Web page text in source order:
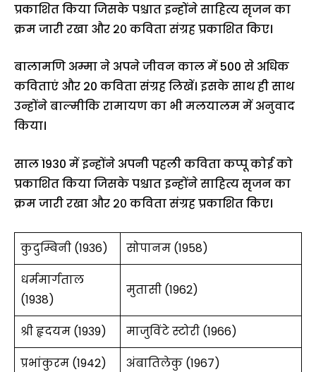
प्रकाशित किया जिसके पश्चात इन्होंने साहित्य सृजन का
क्रम जारी रखा और २० कविता संग्रह प्रकाशित किए।
बालामणि अम्मा ने अपने जीवन काल में 500 से अधिक
कविताएं और 20 कविता संग्रह लिखें। इसके साथ ही साथ
उन्होंने बाल्मीकि रामायण का भी मलयालम में अनुवाद
किया।
साल 1930 में इन्होंने अपनी पहली कविता कप्पू कोई को
प्रकाशित किया जिसके पश्चात इन्होंने साहित्य सृजन का
क्रम जारी रखा और २० कविता संग्रह प्रकाशित किए।
कुदुम्बिनी (1936)
सोपानम (1958)
धर्ममार्गताल
(1938)
मुतासी (1962)
श्री हृदयम (1939)
माजुविंटे स्टोरी (1966)
प्रभांकुरम (1942)
अंबातिलेकु (1967)